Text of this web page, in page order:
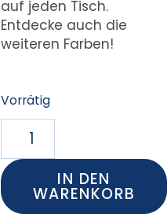
auf jeden Tisch.
Entdecke auch die
weiteren Farben!
Vorrätig
IN DEN
WARENKORB